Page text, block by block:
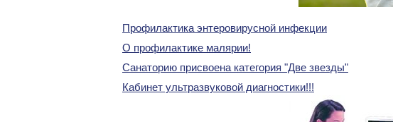
Профилактика энтеровирусной инфекции
О профилактике малярии!
Санаторию присвоена категория "Две звезды"
Кабинет ультразвуковой диагностики!!!